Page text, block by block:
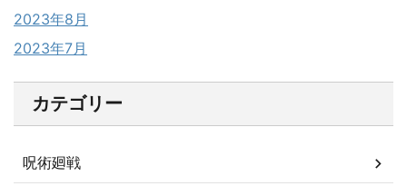
2023年8月
2023年7月
カテゴリー
呪術廻戦